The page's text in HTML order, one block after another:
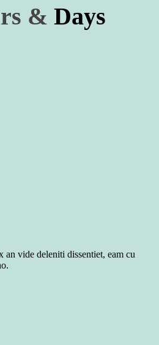
& Days
an vide deleniti dissentiet, eam cu